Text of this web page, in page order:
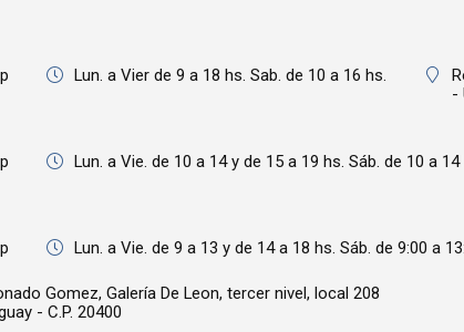
Lun. a Vier de 9 a 18 hs. Sab. de 10 a 16 hs.
-
Lun. a Vie. de 10 a 14 y de 15 a 19 hs. Sáb. de 10 a 14
Lun. a Vie. de 9 a 13 y de 14 a 18 hs. Sáb. de 9:00 a
Gomez, Galería De Leon, tercer nivel, local 208
- C.P. 20400